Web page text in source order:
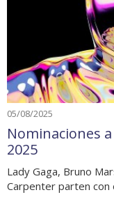
05/08/2025
Nominaciones
2025
Lady Gaga, Bruno
Carpenter parten con